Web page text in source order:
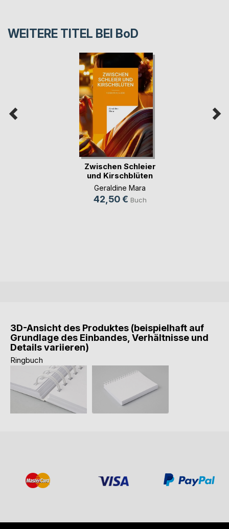
WEITERE TITEL BEI BoD
Zwischen Schleier
und Kirschblüten
Geraldine Mara
42,50 € Buch
3D-Ansicht des Produktes (beispielhaft auf
Grundlage des Einbandes, Verhältnisse und
Details variieren)
Ringbuch